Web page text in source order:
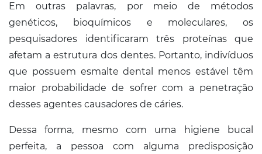
Em outras palavras, por meio de métodos
genéticos, bioquímicos e moleculares, os
pesquisadores identificaram três proteínas que
afetam a estrutura dos dentes. Portanto, indivíduos
que possuem esmalte dental menos estável têm
maior probabilidade de sofrer com a penetração
desses agentes causadores de cáries.
Dessa forma, mesmo com uma higiene bucal
perfeita, a pessoa com alguma predisposição